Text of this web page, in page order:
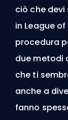
ciò che devi
in League
procedura
due metodi
che ti
anche a
fanno